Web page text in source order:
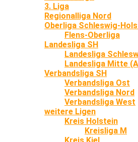
3. Liga
Regionalliga Nord
Oberliga Schleswig-
Flens-Oberliga
Landesliga SH
Landesliga
Landesliga Mitte
Verbandsliga SH
Verbandsliga Ost
Verbandsliga Nord
Verbandsliga West
weitere Ligen
Kreis Holstein
Kreisliga M
Kreis Kiel